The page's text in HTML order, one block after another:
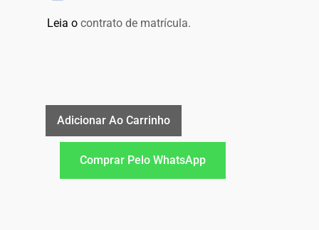
Leia o contrato de matrícula.
Adicionar Ao Carrinho
Comprar Pelo WhatsApp